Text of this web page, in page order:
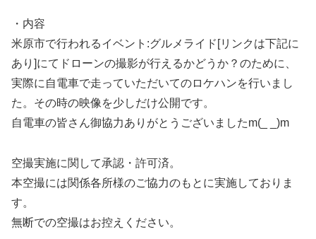
・内容
米原市で行われるイベント:グルメライド[リンクは下記に
あり]にてドローンの撮影が行えるかどうか？のために、
実際に自電車で走っていただいてのロケハンを行いまし
た。その時の映像を少しだけ公開です。
自電車の皆さん御協力ありがとうございましたm(_ _)m
空撮実施に関して承認・許可済。
本空撮には関係各所様のご協力のもとに実施しておりま
す。
無断での空撮はお控えください。